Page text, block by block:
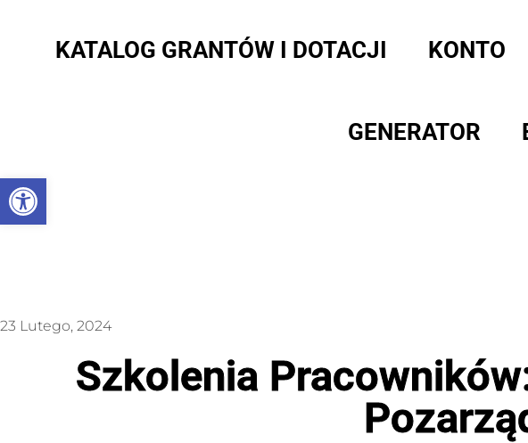
Otwórz pasek narzędzi
KATALOG GRANTÓW I DOTACJI KONTO
GENERATOR
23 Lutego, 2024
Szkolenia